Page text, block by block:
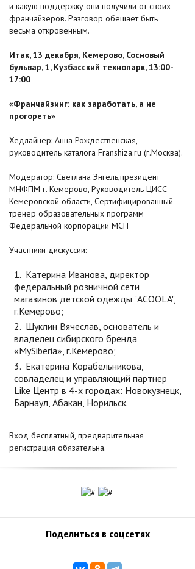
и какую поддержку они получили от своих
франчайзеров. Разговор обещает быть
весьма откровенным.
Итак, 13 декабря, Кемерово, Сосновый
бульвар, 1, Кузбасский технопарк, 13:00-
17:00
«Франчайзинг: как заработать, а не
прогореть»
Хедлайнер: Анна Рождественская,
руководитель каталога Franshiza.ru (г.Москва).
Модератор: Светлана Энгель,президент
МНФПМ г. Кемерово, Руководитель ЦИСС
Кемеровской области, Сертифицированный
тренер образовательных программ
Федеральной корпорации МСП
Участники дискуссии:
Катерина Иванова, директор
федеральный розничной сети
магазинов детской одежды "ACOOLA",
г.Кемерово;
Шуклин Вячеслав, основатель и
владелец сибирского бренда
«MySiberia», г.Кемерово;
Екатерина Корабельникова,
совладелец и управляющий партнер
Like Центр в 4-х городах: Новокузнецк,
Барнаул, Абакан, Норильск.
Вход бесплатный, предварительная
регистрация обязательна.
Поделиться в соцсетях